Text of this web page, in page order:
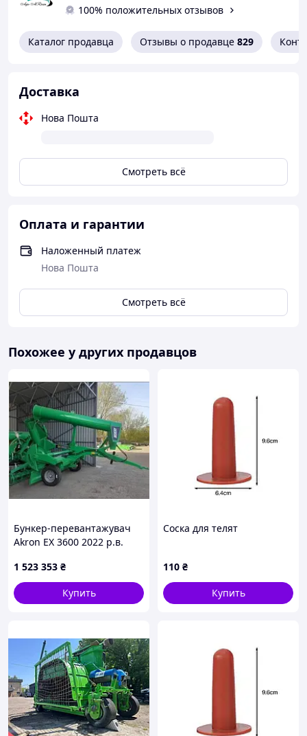
100% положительных отзывов
Каталог продавца Отзывы о продавце 829
Доставка
Нова Пошта
Смотреть всё
Оплата и гарантии
Наложенный платеж
Нова Пошта
Смотреть всё
Похожее у других продавцов
Бункер-перевантажувач
Akron EX 3600 2022 р.в.
1 523 353 ₴
Купить
Соска для телят
110 ₴
Купить